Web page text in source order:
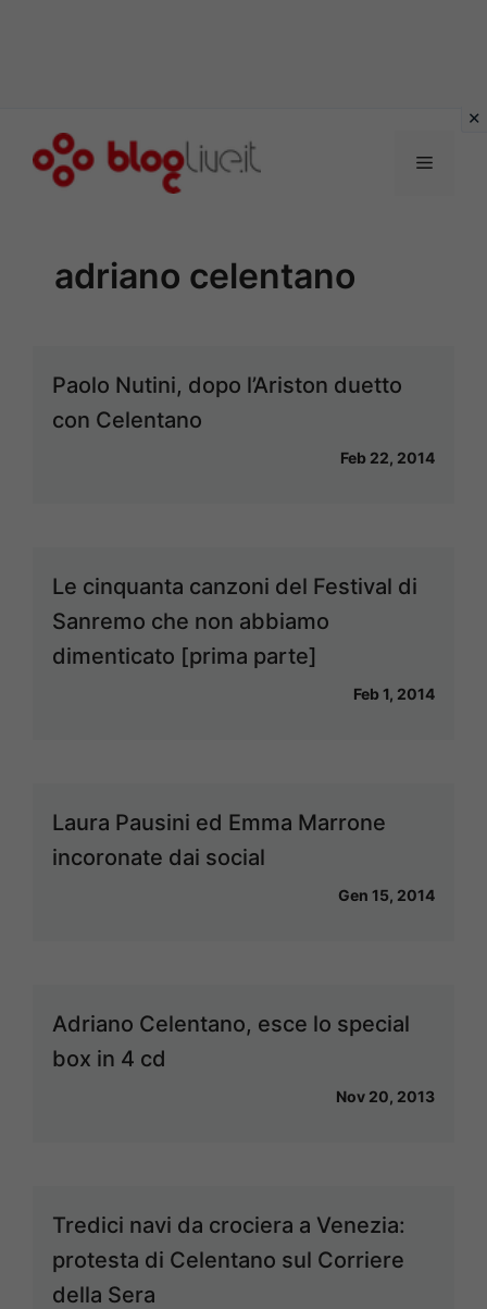
Menu
adriano celentano
Paolo Nutini, dopo l’Ariston duetto
con Celentano
Feb 22, 2014
Le cinquanta canzoni del Festival di
Sanremo che non abbiamo
dimenticato [prima parte]
Feb 1, 2014
Laura Pausini ed Emma Marrone
incoronate dai social
Gen 15, 2014
Adriano Celentano, esce lo special
box in 4 cd
Nov 20, 2013
Tredici navi da crociera a Venezia:
protesta di Celentano sul Corriere
della Sera